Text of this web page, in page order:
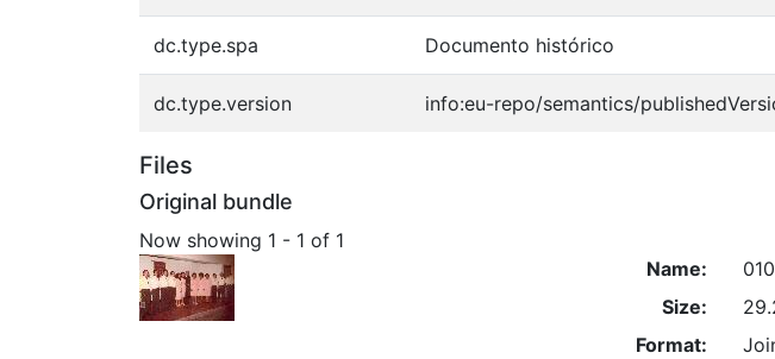
dc.type.spa Documento histórico
dc.type.version info:eu-repo/semantics/
Files
Original bundle
Now showing 1 - 1 of 1
Name:
Size:
Format: